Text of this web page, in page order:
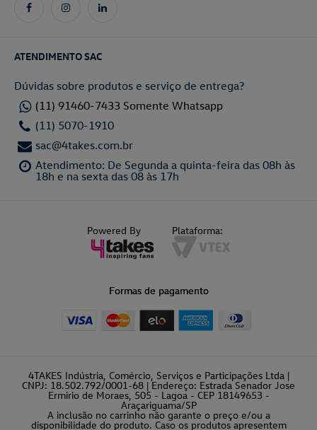
ATENDIMENTO SAC
Dúvidas sobre produtos e serviço de entrega?
(11) 91460-7433 Somente Whatsapp
(11) 5070-1910
sac@4takes.com.br
Atendimento: De Segunda a quinta-feira das 08h às
18h e na sexta das 08 às 17h
Powered By Plataforma:
Formas de pagamento
4TAKES Indústria, Comércio, Serviços e Participações Ltda |
CNPJ: 18.502.792/0001-68 | Endereço: Estrada Senador Jose
Ermirio de Moraes, 505 - Lagoa - CEP 18149653 -
Araçariguama/SP
A inclusão no carrinho não garante o preço e/ou a
disponibilidade do produto. Caso os produtos apresentem